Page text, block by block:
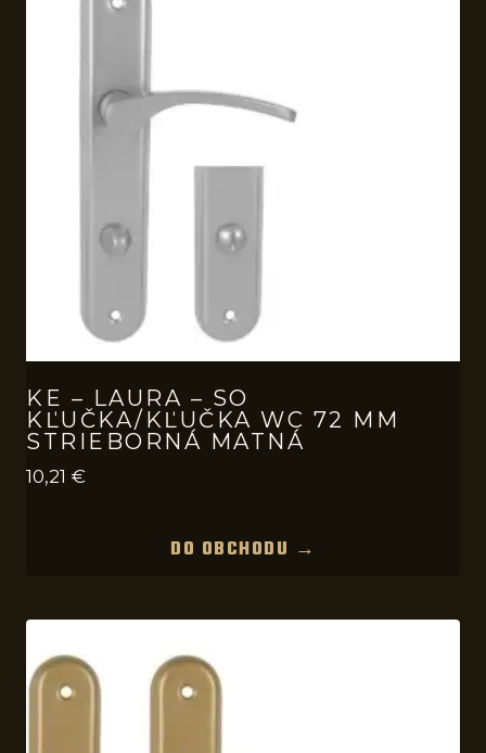
KE – LAURA – SO
KĽUČKA/KĽUČKA WC 72 MM
STRIEBORNÁ MATNÁ
10,21 €
DO OBCHODU →